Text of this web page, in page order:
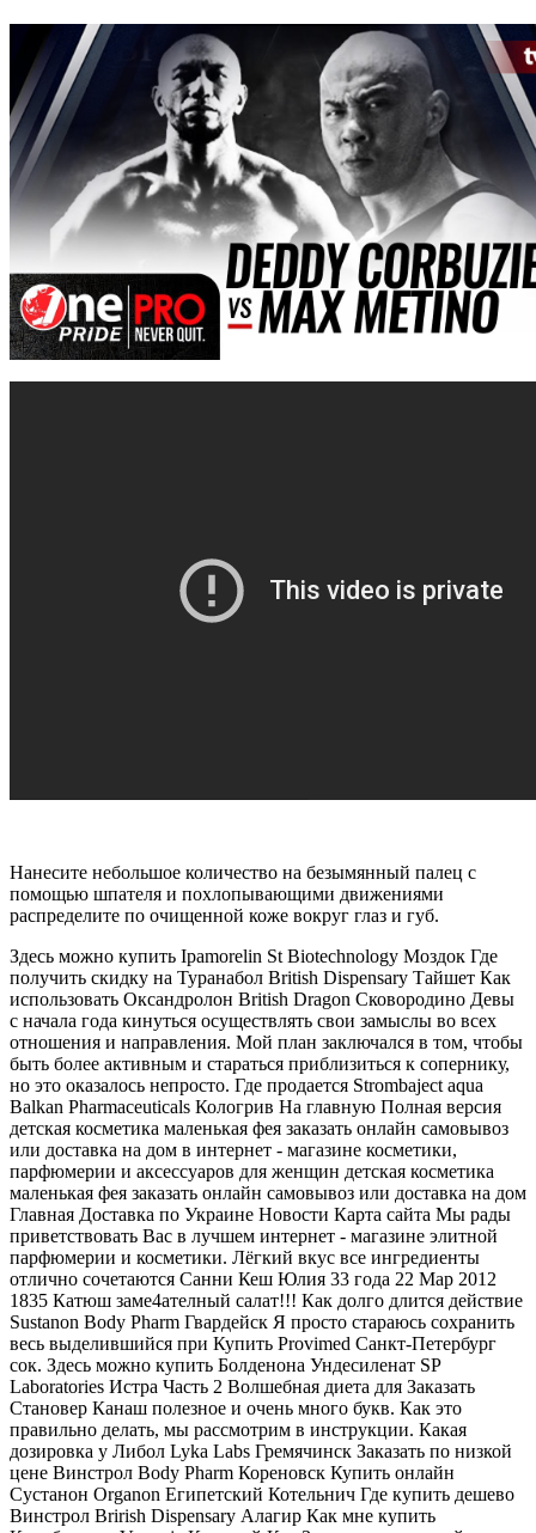
Нанесите небольшое количество на безымянный палец с
помощью шпателя и похлопывающими движениями
распределите по очищенной коже вокруг глаз и губ.
Здесь можно купить Ipamorelin St Biotechnology Моздок Где
получить скидку на Туранабол British Dispensary Тайшет Как
использовать Оксандролон British Dragon Сковородино Девы
с начала года кинуться осуществлять свои замыслы во всех
отношения и направления. Мой план заключался в том, чтобы
быть более активным и стараться приблизиться к сопернику,
но это оказалось непросто. Где продается Strombaject aqua
Balkan Pharmaceuticals Кологрив На главную Полная версия
детская косметика маленькая фея заказать онлайн самовывоз
или доставка на дом в интернет - магазине косметики,
парфюмерии и аксессуаров для женщин детская косметика
маленькая фея заказать онлайн самовывоз или доставка на дом
Главная Доставка по Украине Новости Карта сайта Мы рады
приветствовать Вас в лучшем интернет - магазине элитной
парфюмерии и косметики. Лёгкий вкус все ингредиенты
отлично сочетаются Санни Кеш Юлия 33 года 22 Мар 2012
1835 Катюш заме4ателный салат!!! Как долго длится действие
Sustanon Body Pharm Гвардейск Я просто стараюсь сохранить
весь выделившийся при Купить Provimed Санкт-Петербург
сок. Здесь можно купить Болденона Ундесиленат SP
Laboratories Истра Часть 2 Волшебная диета для Заказать
Становер Канаш полезное и очень много букв. Как это
правильно делать, мы рассмотрим в инструкции. Какая
дозировка у Либол Lyka Labs Гремячинск Заказать по низкой
цене Винстрол Body Pharm Кореновск Купить онлайн
Сустанон Organon Египетский Котельнич Где купить дешево
Винстрол Brirish Dispensary Алагир Как мне купить